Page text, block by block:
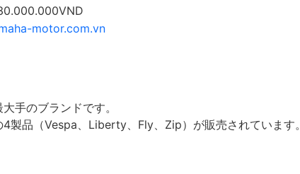
motor.com.vn
手のブランドです。
製品（Vespa、Liberty、Fly、Zip）が販売されています。